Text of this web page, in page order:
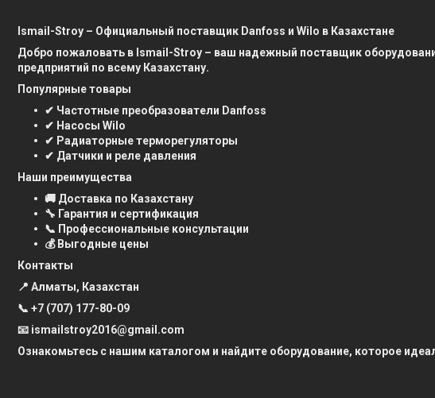
Ismail-Stroy – Официальный поставщик Danfoss и Wilo в Казахстане
Добро пожаловать в Ismail-Stroy – ваш надежный поставщик
предприятий по всему Казахстану.
Популярные товары
✔ Частотные преобразователи Danfoss
✔ Насосы Wilo
✔ Радиаторные терморегуляторы
✔ Датчики и реле давления
Наши преимущества
🚚 Доставка по Казахстану
🔧 Гарантия и сертификация
📞 Профессиональные консультации
💰 Выгодные цены
Контакты
📍 Алматы, Казахстан
📞 +7 (707) 177-80-09
📧 ismailstroy2016@gmail.com
Ознакомьтесь с нашим каталогом и найдите оборудование, которое